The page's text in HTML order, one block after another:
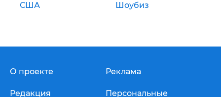
США Шоубиз
О проекте
Редакция
Реклама
Персональные